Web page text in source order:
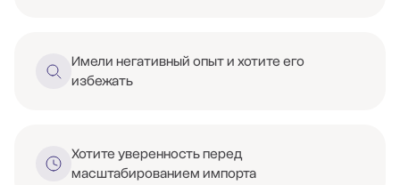
Имели негативный опыт и хотите его
избежать
Хотите уверенность перед
масштабированием импорта